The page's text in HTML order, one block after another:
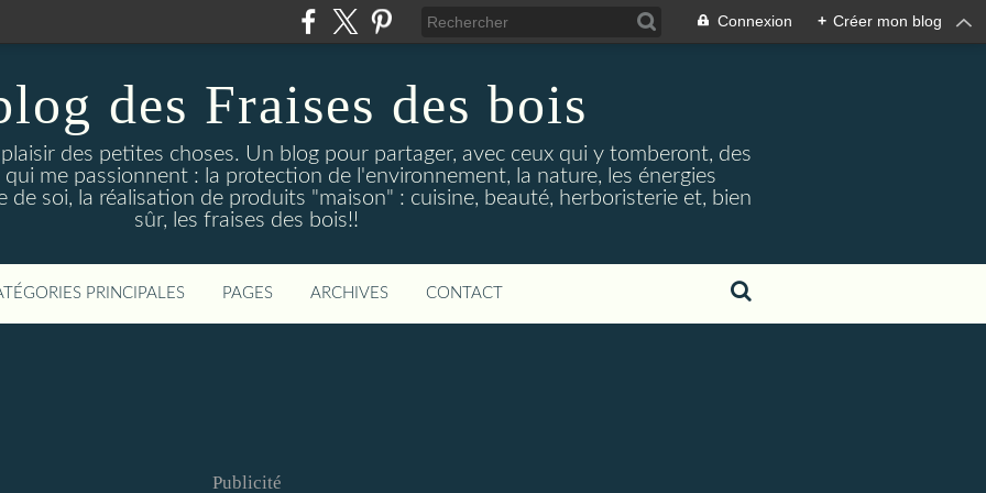
Connexion + Créer mon blog
des Fraises des bois
des petites choses. Un blog pour partager, avec ceux qui y tomberont, des
me passionnent : la protection de l'environnement, la nature, les énergies
de soi, la réalisation de produits "maison" : cuisine, beauté, herboristerie et, bien
sûr, les fraises des bois!!
PRINCIPALES PAGES ARCHIVES CONTACT
Publicité